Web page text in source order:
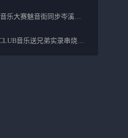
炸场EDM音乐大赛魅音街同步岑溪安仔阿焱精选炸场歌路串烧
全国粤语CLUB音乐送兄弟实录串烧融合越来越不懂爱的哲学遗憾专辑